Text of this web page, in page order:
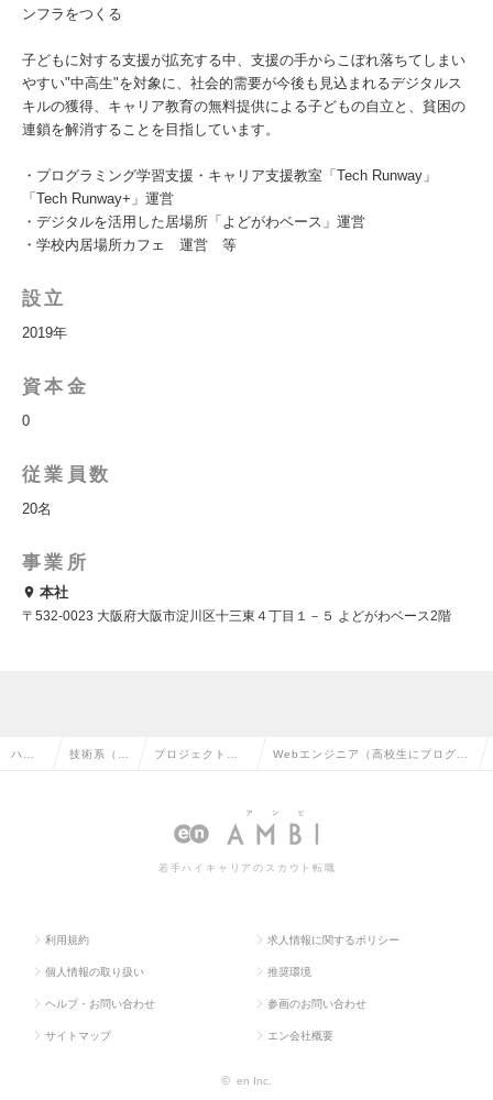
ンフラをつくる
子どもに対する支援が拡充する中、支援の手からこぼれ落ちてしまい
やすい"中高生"を対象に、社会的需要が今後も見込まれるデジタルス
キルの獲得、キャリア教育の無料提供による子どもの自立と、貧困の
連鎖を解消することを目指しています。
・プログラミング学習支援・キャリア支援教室「Tech Runway」
「Tech Runway+」運営
・デジタルを活用した居場所「よどがわベース」運営
・学校内居場所カフェ 運営 等
設立
2019年
資本金
0
従業員数
20名
事業所
本社
〒532-0023 大阪府大阪市淀川区十三東４丁目１－５ よどがわベース2階
ハイ 技術系（I プロジェクトマ
b・オープン系）
Webエンジニア（高校生にプログラ
T教育サービスで教育格差を是正の
若手ハイキャリアのスカウト転職
利用規約 求人情報に関するポリシー
個人情報の取り扱い 推奨環境
ヘルプ・お問い合わせ 参画のお問い合わせ
サイトマップ エン会社概要
© en Inc.